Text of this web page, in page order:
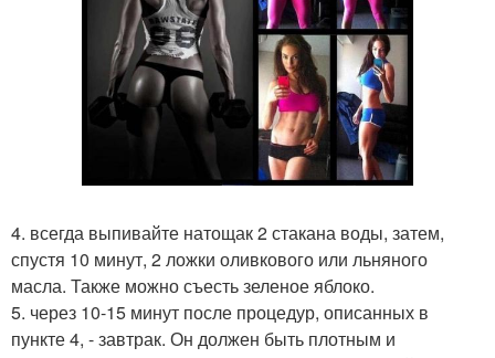
4. всегда выпивайте натощак 2 стакана воды, затем,
спустя 10 минут, 2 ложки оливкового или льняного
масла. Также можно съесть зеленое яблоко.
5. через 10-15 минут после процедур, описанных в
пункте 4, - завтрак. Он должен быть плотным и